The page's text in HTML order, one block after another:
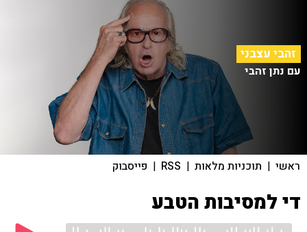
זהבי עצבני
עם נתן זהבי
ראשי | תוכניות מלאות |
RSS
| פייסבוק
די למסיבות הטבע